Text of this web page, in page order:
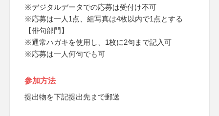
※デジタルデータでの応募は受付け不可
※応募は一人1点、組写真は4枚以内で1点とする
【俳句部門】
※通常ハガキを使用し、1枚に2句まで記入可
※応募は一人何句でも可
参加方法
提出物を下記提出先まで郵送